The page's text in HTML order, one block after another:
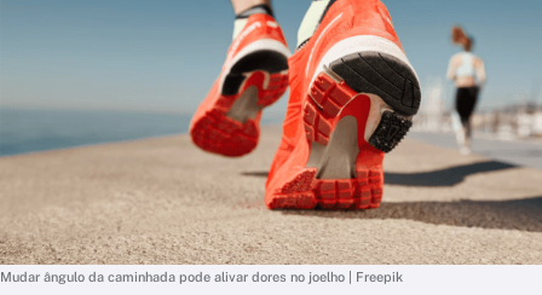
Mudar ângulo da caminhada pode alivar dores no joelho | Freepik